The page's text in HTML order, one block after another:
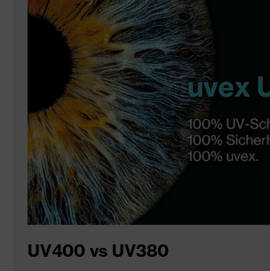
UV400 vs UV380